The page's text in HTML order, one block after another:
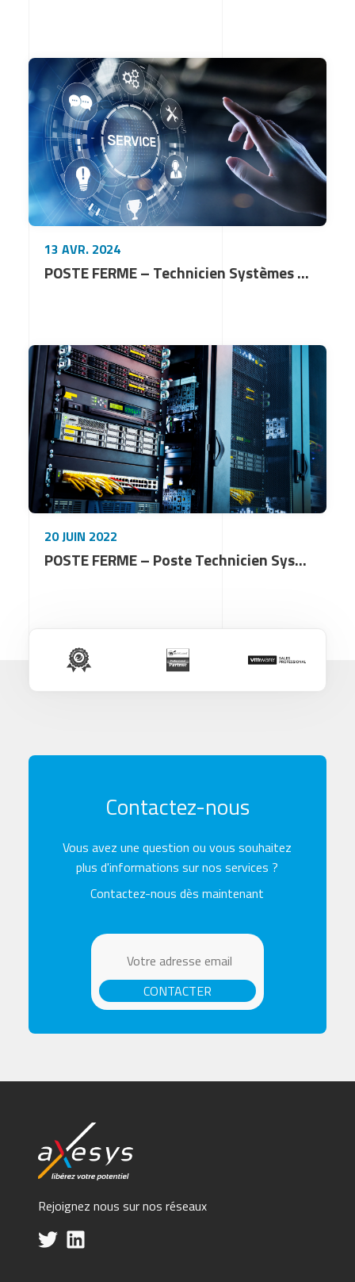
13 AVR. 2024
POSTE FERME – Technicien Systèmes & Réseaux (H/F)
20 JUIN 2022
POSTE FERME – Poste Technicien Systèmes et Réseaux (H/F)
Contactez-nous
Vous avez une question ou vous souhaitez
plus d'informations sur nos services ?
Contactez-nous dès maintenant
CONTACTER
Rejoignez nous sur nos réseaux